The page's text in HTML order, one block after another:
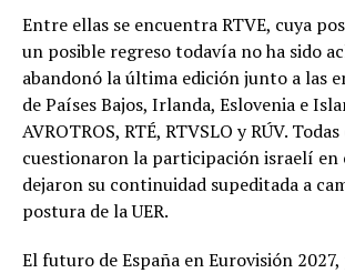
Entre ellas se encuentra RTVE, cuya
un posible regreso todavía no ha sido
abandonó la última edición junto a las
de Países Bajos, Irlanda, Eslovenia e
AVROTROS, RTÉ, RTVSLO y RÚV.
cuestionaron la participación israelí en
dejaron su continuidad supeditada a
postura de la UER.
El futuro de España en Eurovisión